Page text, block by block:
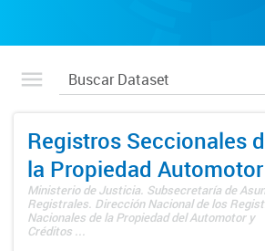
Registros Seccionales
la Propiedad Automotor
Ministerio de Justicia. Subsecretaría de
Registrales. Dirección Nacional de los
Nacionales de la Propiedad del Automotor y
Créditos ...